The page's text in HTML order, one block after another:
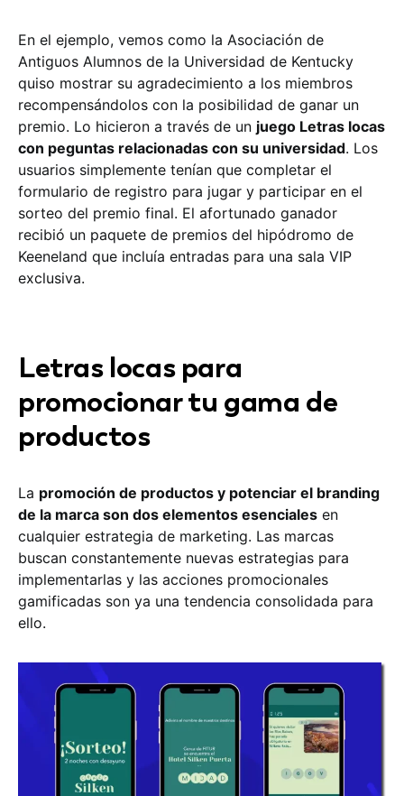
En el ejemplo, vemos como la Asociación de
Antiguos Alumnos de la Universidad de Kentucky
quiso mostrar su agradecimiento a los miembros
recompensándolos con la posibilidad de ganar un
premio. Lo hicieron a través de un juego Letras locas
con peguntas relacionadas con su universidad. Los
usuarios simplemente tenían que completar el
formulario de registro para jugar y participar en el
sorteo del premio final. El afortunado ganador
recibió un paquete de premios del hipódromo de
Keeneland que incluía entradas para una sala VIP
exclusiva.
Letras locas para
promocionar tu gama de
productos
La promoción de productos y potenciar el branding
de la marca son dos elementos esenciales en
cualquier estrategia de marketing. Las marcas
buscan constantemente nuevas estrategias para
implementarlas y las acciones promocionales
gamificadas son ya una tendencia consolidada para
ello.